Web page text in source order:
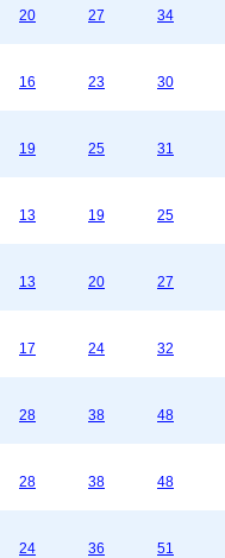
20 27 34
16 23 30
19 25 31
13 19 25
13 20 27
17 24 32
28 38 48
28 38 48
24 36 51